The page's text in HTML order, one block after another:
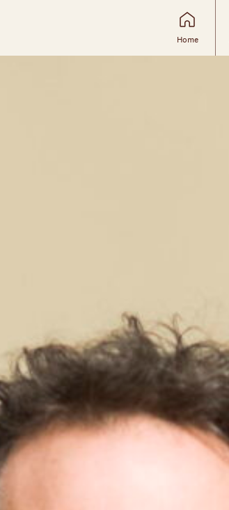
Skip navigatie
Home